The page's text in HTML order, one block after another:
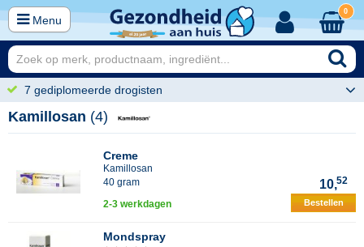
Menu
0
7 gediplomeerde drogisten
Kamillosan (4)
Creme
Kamillosan
40 gram
10,52
2-3 werkdagen Bestellen
Mondspray